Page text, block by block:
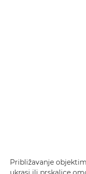
Približavanje